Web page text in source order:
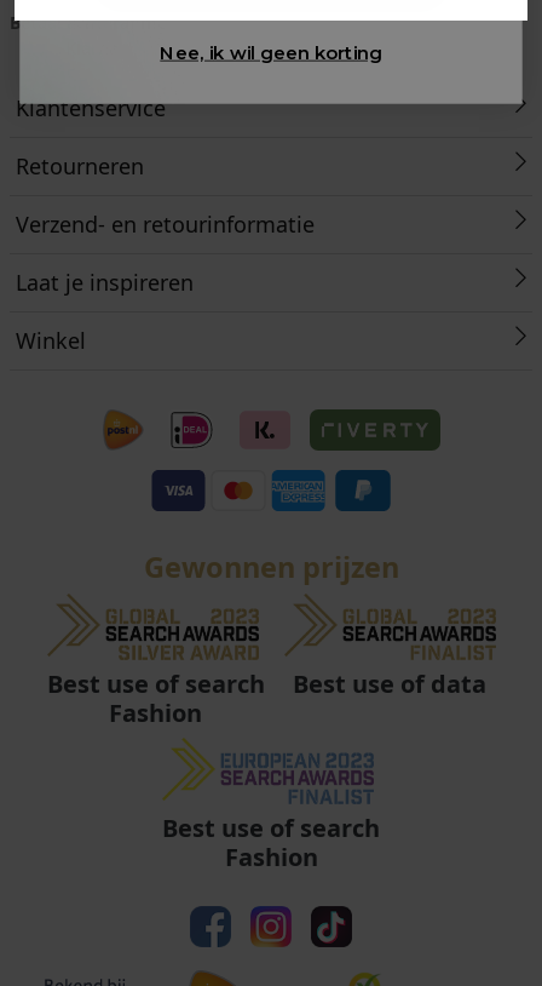
Betaal achteraf met
Voor 23:59 besteld
is morgen in huis!*
Klanten beoordelen
ons met een 9,6!
Klantenservice
Retourneren
Verzend- en retourinformatie
Laat je inspireren
Winkel
Gewonnen prijzen
Best use of search
Fashion
Best use of data
Best use of search
Fashion
Nee, ik wil geen korting